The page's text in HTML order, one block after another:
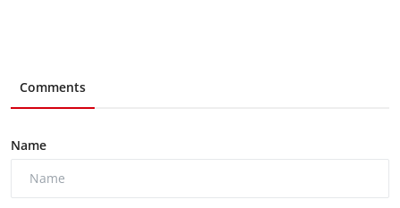
Comments
Name